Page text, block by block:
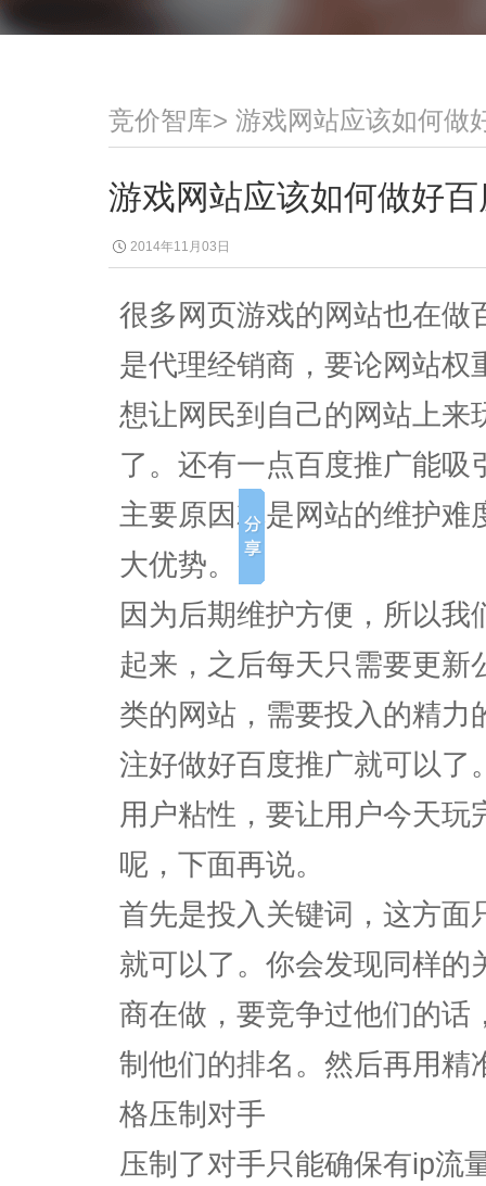
竞价智库> 游戏网站应该如何做
游戏网站应该如何做好
2014年11月03日
很多网页游戏的网站也在做
是代理经销商，要论网站权
想让网民到自己的网站上来
了。还有一点百度推广能
主要原因就是网站的维护
大优势。
因为后期维护方便，所以
起来，之后每天只需要更
类的网站，需要投入的精力
注好做好百度推广就可以了
用户粘性，要让用户今天
呢，下面再说。
首先是投入关键词，这方面
就可以了。你会发现同样的
商在做，要竞争过他们的话
制他们的排名。然后再用精
格压制对手
压制了对手只能确保有ip流